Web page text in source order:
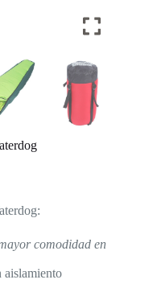
comodidad en
aislamiento